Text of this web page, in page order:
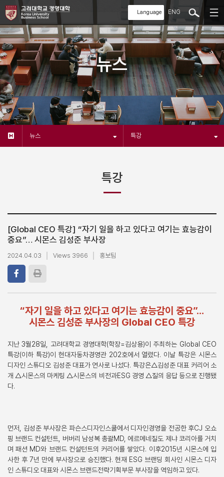
ENG
뉴스
뉴스 특강
특강
[Global CEO 특강] “자기 일을 하고 있다고 여기는 효능감이
중요”… 시몬스 김성준 부사장
2024.04.03 Views 3966 홍보팀
“자기 일을 하고 있다고 여기는 효능감이 중요”…
시몬스 김성준 부사장의 Global CEO 특강
지난 3월28일, 고려대학교 경영대학(학장=김상용)이 주최하는 Global CEO
특강(이하 특강)이 현대자동차경영관 202호에서 열렸다. 이날 특강은 시몬스
디자인 스튜디오 김성준 대표가 연사로 나섰다. 특강은△김성준 대표 커리어 소
개 △시몬스의 마케팅 △시몬스의 비전과ESG 경영 △질의 응답 등으로 진행됐
다.
먼저, 김성준 부사장은 파슨스디자인스쿨에서 디자인경영을 전공한 후CJ 오쇼
핑 브랜드 컨설턴트, 버버리 남성복 총괄MD, 에르메네질도 제냐 코리아를 거치
며 패션 MD와 브랜드 컨설턴트의 커리어를 쌓았다. 이후2015년 시몬스에 입
사한 후 7년 만에 부사장으로 승진했다. 현재 ESG 브랜딩 회사인 시몬스 디자
인 스튜디오 대표와 시몬스 브랜드전략기획부문 부사장을 역임하고 있다.